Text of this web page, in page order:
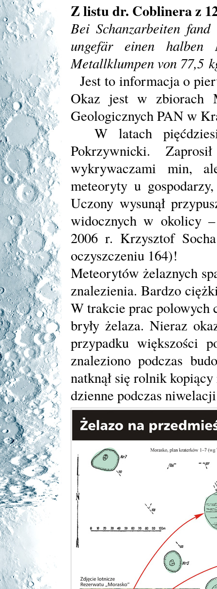
Z listu dr. Coblinera z
Bei Schanzarbeiten
ungefär einen halben
Metallklumpen von 77,5
Jest to informacja o
Okaz jest w zbiorach
Geologicznych PAN w
W latach
Pokrzywnicki.
wykrywaczami min,
meteoryty u
Uczony wysunął
widocznych w okolicy
2006 r. Krzysztof
oczyszczeniu 164)!
Meteorytów żelaznych
znalezienia. Bardzo
W trakcie prac polowych
bryły żelaza. Nieraz
przypadku większości
znaleziono podczas
natknął się rolnik
dzienne podczas